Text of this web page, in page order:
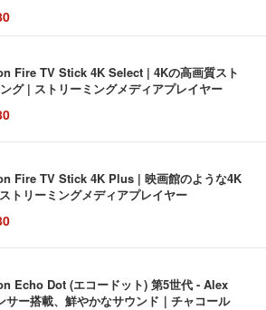
Fire TV Stick 4K Select | 4Kの高画質スト
グ | ストリーミングメディアプレイヤー
Fire TV Stick 4K Plus | 映画館のような4K
トリーミングメディアプレイヤー
Echo Dot (エコードット) 第5世代 - Alex
サー搭載、鮮やかなサウンド｜チャコール